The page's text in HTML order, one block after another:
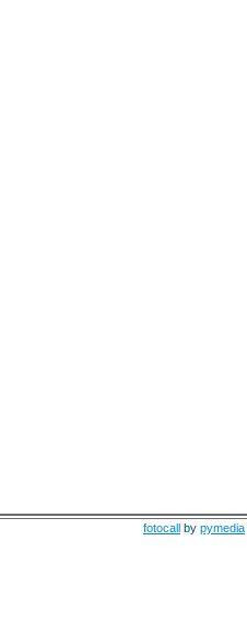
fotocall by pymedia